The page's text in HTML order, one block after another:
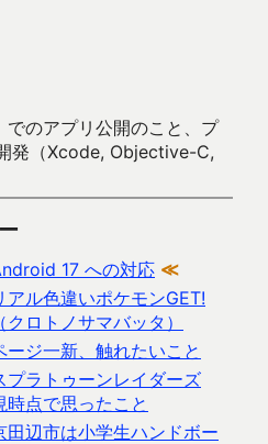
のアプリ公開のこと、プ
発（Xcode, Objective-C,
17 への対応 ≪
アル色違いポケモンGET!
（クロトノサマバッタ）
ージ一新、触れたいこと
プラトゥーンレイダーズ
時点で思ったこと
田辺市は小学生ハンドボー